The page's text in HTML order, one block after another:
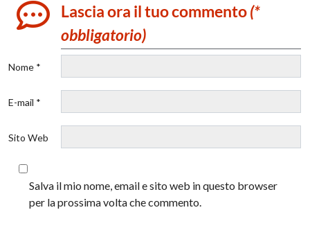
Lascia ora il tuo commento(*
obbligatorio)
Nome *
E-mail *
Sito Web
Salva il mio nome, email e sito web in questo browser
per la prossima volta che commento.